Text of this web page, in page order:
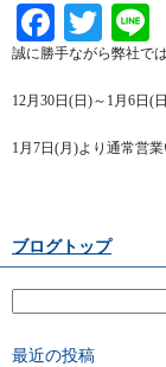
誠に勝手ながら弊社で
12月30日(日)～1月6日(
1月7日(月)より通常営
ブログトップ
最近の投稿